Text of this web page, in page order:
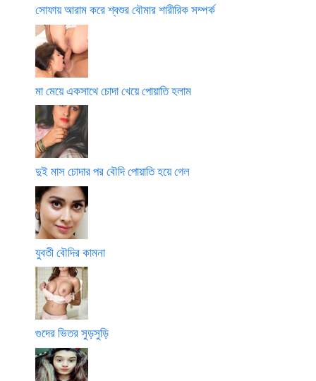
সোফায় আরাম করে শ্বশুর বৌমার শারীরিক সম্পর্ক
মা মেয়ে একসাথে চোদা খেয়ে পোয়াতি হলাম
দুই মাস চোদার পর বৌদি পোয়াতি হয়ে গেল
যুবতী বৌদির কামনা
গুদের ভিতর সুড়সুড়ি